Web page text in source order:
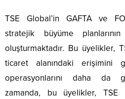
TSE Global’in GAFTA ve
stratejik büyüme
oluşturmaktadır. Bu üyelikler,
ticaret alanındaki erişimini
operasyonlarını daha da
zamanda, bu üyelikler, TSE